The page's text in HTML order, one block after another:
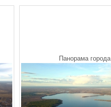
Панорама города